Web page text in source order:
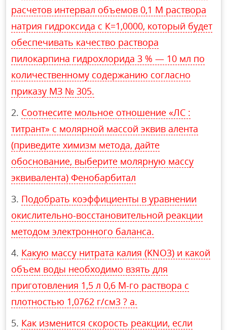
расчетов интервал объемов 0,1 М раствора
натрия гидроксида с К=1,0000, который будет
обеспечивать качество раствора
пилокарпина гидрохлорида 3 % — 10 мл по
количественному содержанию согласно
приказу МЗ № 305.
Соотнесите мольное отношение «ЛС :
титрант» с молярной массой эквив алента
(приведите химизм метода, дайте
обоснование, выберите молярную массу
эквивалента) Фенобарбитал
Подобрать коэффициенты в уравнении
окислительно-восстановительной реакции
методом электронного баланса.
Какую массу нитрата калия (KNO3) и какой
объем воды необходимо взять для
приготовления 1,5 л 0,6 М-го раствора с
плотностью 1,0762 г/см3 ? а.
Как изменится скорость реакции, если